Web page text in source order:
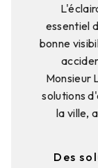
essentiel
bonne
Monsieur
solutions
la ville,
Des